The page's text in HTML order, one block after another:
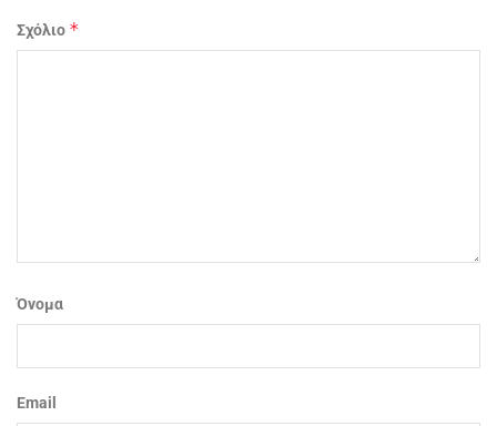
Σχόλιο *
Όνομα
Email